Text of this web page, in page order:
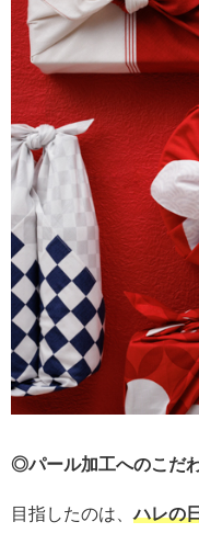
◎パール加工へのこだ
目指したのは、ハレの